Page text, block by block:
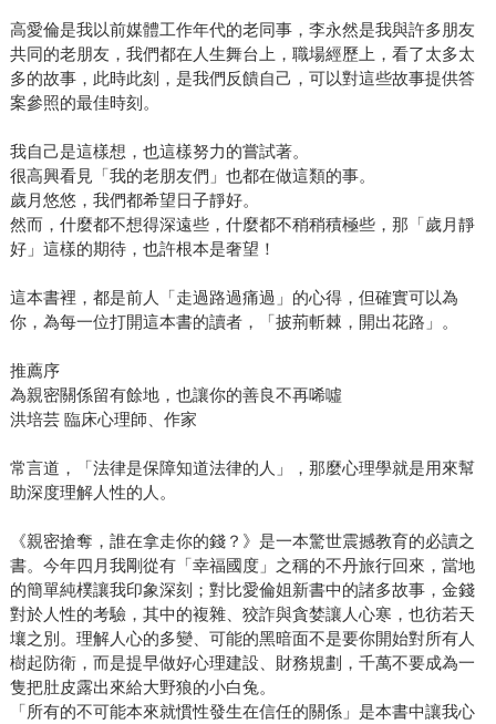
高愛倫是我以前媒體工作年代的老同事，李永然是我與許多朋友
共同的老朋友，我們都在人生舞台上，職場經歷上，看了太多太
多的故事，此時此刻，是我們反饋自己，可以對這些故事提供答
案參照的最佳時刻。
我自己是這樣想，也這樣努力的嘗試著。
很高興看見「我的老朋友們」也都在做這類的事。
歲月悠悠，我們都希望日子靜好。
然而，什麼都不想得深遠些，什麼都不稍稍積極些，那「歲月靜
好」這樣的期待，也許根本是奢望！
這本書裡，都是前人「走過路過痛過」的心得，但確實可以為
你，為每一位打開這本書的讀者，「披荊斬棘，開出花路」。
推薦序
為親密關係留有餘地，也讓你的善良不再唏噓
洪培芸 臨床心理師、作家
常言道，「法律是保障知道法律的人」，那麼心理學就是用來幫
助深度理解人性的人。
《親密搶奪，誰在拿走你的錢？》是一本驚世震撼教育的必讀之
書。今年四月我剛從有「幸福國度」之稱的不丹旅行回來，當地
的簡單純樸讓我印象深刻；對比愛倫姐新書中的諸多故事，金錢
對於人性的考驗，其中的複雜、狡詐與貪婪讓人心寒，也彷若天
壤之別。理解人心的多變、可能的黑暗面不是要你開始對所有人
樹起防衛，而是提早做好心理建設、財務規劃，千萬不要成為一
隻把肚皮露出來給大野狼的小白兔。
「所有的不可能本來就慣性發生在信任的關係」是本書中讓我心